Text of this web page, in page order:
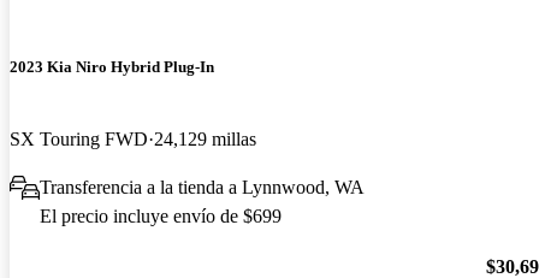
2023 Kia Niro Hybrid Plug-In
SX Touring FWD 24,129 millas
Transferencia a la tienda a Lynnwood, WA
El precio incluye envío de $699